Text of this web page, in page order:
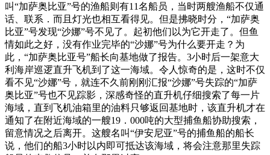
叫“加萨奥比亚”号的渔船则有11名船员，当时两艘渔船不仅通
话、联系．而且灯光也相互看得见。但是拂晓时分，“加萨奥
比亚”号发现“沙娜”号不见了。起初他们以为它开走了。但鱼
情如此之好，没有作业完毕的“沙娜”号为什么要开走？为
此，“加萨奥比亚号”船长向基地做了报告。3小时后一架意大
利海岸巡逻直升飞机到了这一海域。令人惊奇的是，这时不仅
看不见“沙娜”号，就连不久前刚刚汇报“沙娜”号失踪的“加萨
奥比亚”号也不见踪影，深感奇怪的直升机仔细搜索了每一片
海域，直到飞机油箱里的油料只够返回基地时，该直升机才在
通知了在附近海域的一艘19．000吨的大型捕鱼船协助搜索，
留意情况之后离开。这艘名叫“伊安尼亚”号的捕鱼船的船长
说，他们的船3小时以内即可抵达该海域，将会注意那里失踪